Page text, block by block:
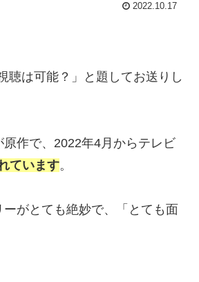
2022.10.17
聴は可能？」と題してお送りし
原作で、2022年4月からテレビ
ています。
がとても絶妙で、「とても面